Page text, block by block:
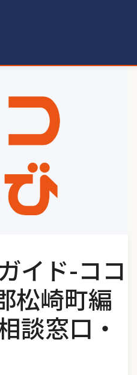
イド-ココ
松崎町編
談窓口・